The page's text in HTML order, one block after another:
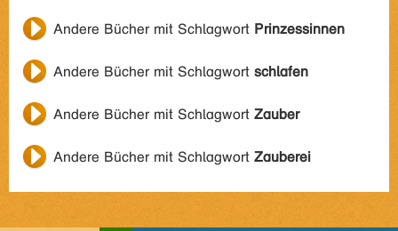
Andere Bücher mit Schlagwort Prinzessinnen
Andere Bücher mit Schlagwort schlafen
Andere Bücher mit Schlagwort Zauber
Andere Bücher mit Schlagwort Zauberei